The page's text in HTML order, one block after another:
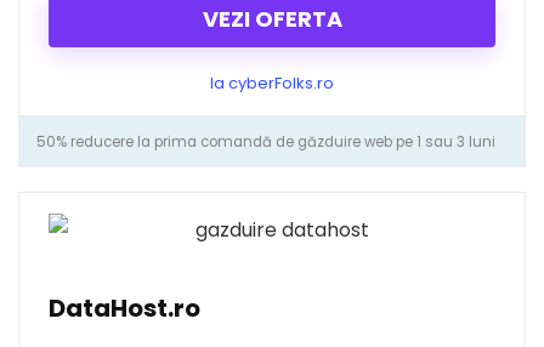
VEZI OFERTA
la cyberFolks.ro
50% reducere la prima comandă de găzduire web pe 1 sau 3 luni
DataHost.ro